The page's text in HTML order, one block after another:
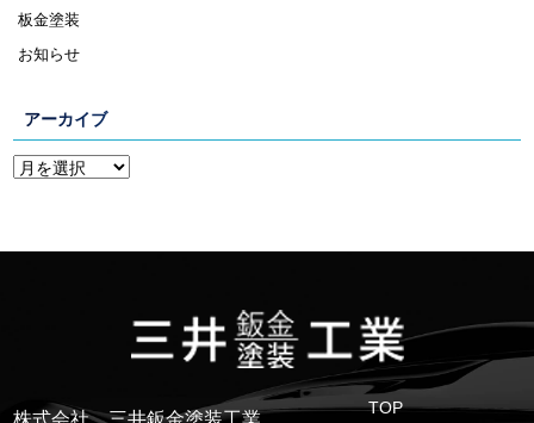
板金塗装
お知らせ
アーカイブ
株式会社 三井鈑金塗装工業
TOP